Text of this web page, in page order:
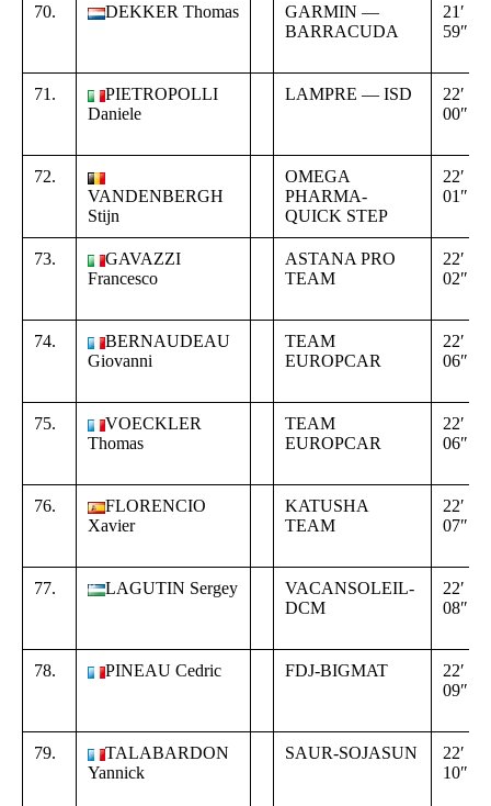
70. DEKKER Thomas
GARMIN —
BARRACUDA
21′
59″
71.
PIETROPOLLI
Daniele
LAMPRE — ISD
22′
00″
72.
VANDENBERGH
Stijn
OMEGA
PHARMA-
QUICK STEP
22′
01″
73.
GAVAZZI
Francesco
ASTANA PRO
TEAM
22′
02″
74.
BERNAUDEAU
Giovanni
TEAM
EUROPCAR
22′
06″
75.
VOECKLER
Thomas
TEAM
EUROPCAR
22′
06″
76.
FLORENCIO
Xavier
KATUSHA
TEAM
22′
07″
77. LAGUTIN Sergey
VACANSOLEIL-
DCM
22′
08″
78. PINEAU Cedric FDJ-BIGMAT
22′
09″
79.
TALABARDON
Yannick
SAUR-SOJASUN
22′
10″